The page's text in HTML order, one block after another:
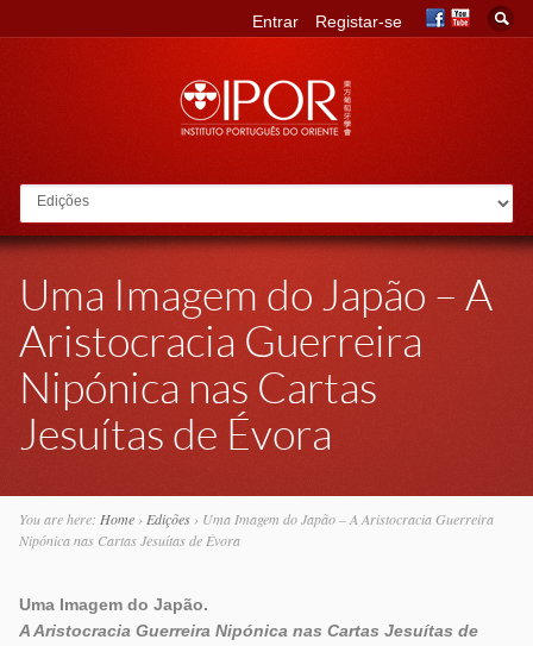
Go to:
Entrar Registar-se
Uma Imagem do Japão – A
Aristocracia Guerreira
Nipónica nas Cartas
Jesuítas de Évora
You are here: Home› Edições› Uma Imagem do Japão – A Aristocracia Guerreira
Nipónica nas Cartas Jesuítas de Évora
Uma Imagem do Japão.
A Aristocracia Guerreira Nipónica nas Cartas Jesuítas de